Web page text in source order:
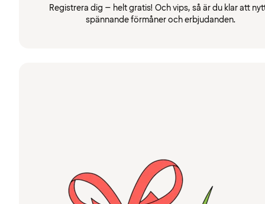
Registrera dig – helt gratis! Och vips, så är du klar att
spännande förmåner och erbjudanden.